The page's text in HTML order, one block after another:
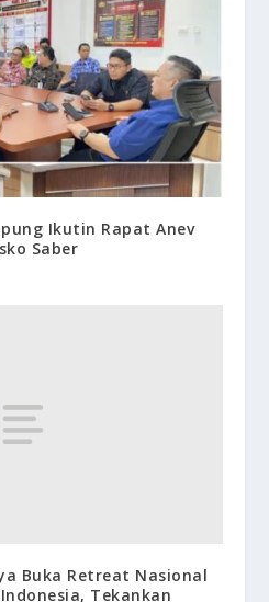
Ikutin Rapat Anev
Saber
Buka Retreat Nasional
Tekankan